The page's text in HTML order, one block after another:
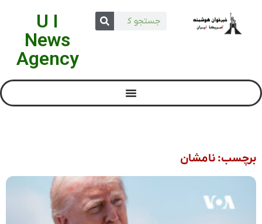
U I
News
Agency
برچسب: نامشان